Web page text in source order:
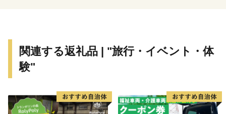
関連する返礼品 | "旅行・イベント・体
験"